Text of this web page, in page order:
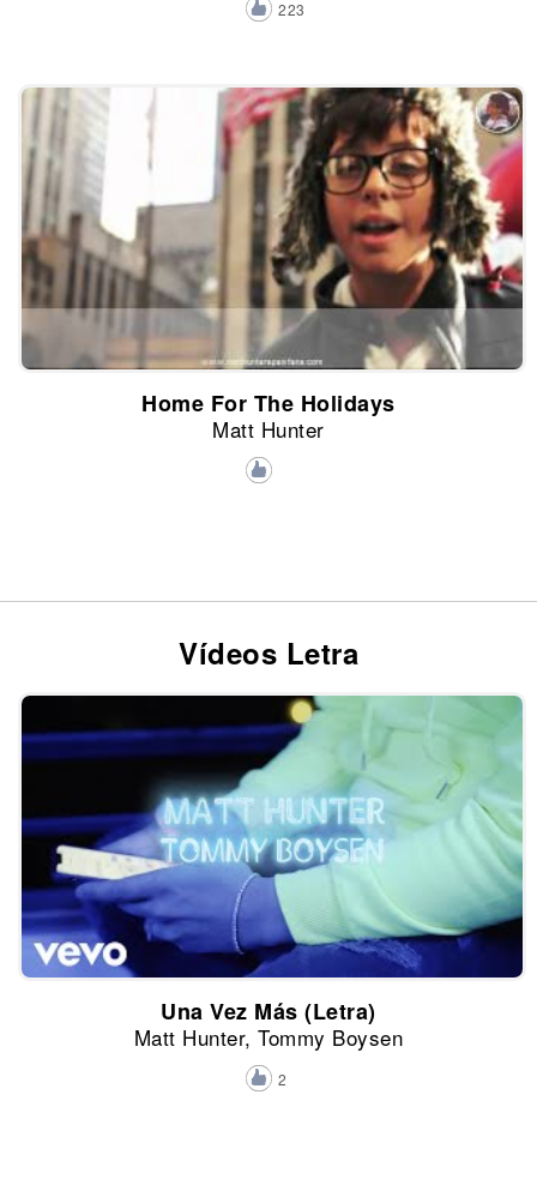
223
Home For The Holidays
Matt Hunter
Vídeos Letra
Una Vez Más (Letra)
Matt Hunter, Tommy Boysen
2